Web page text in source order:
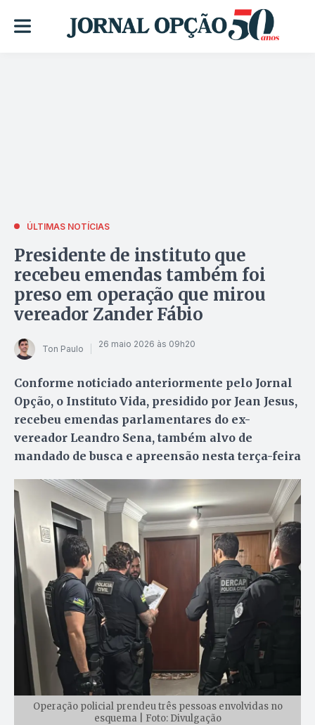
ÚLTIMAS NOTÍCIAS
Presidente de instituto que
recebeu emendas também foi
preso em operação que mirou
vereador Zander Fábio
Ton Paulo 26 maio 2026 às 09h20
Conforme noticiado anteriormente pelo Jornal
Opção, o Instituto Vida, presidido por Jean Jesus,
recebeu emendas parlamentares do ex-
vereador Leandro Sena, também alvo de
mandado de busca e apreensão nesta terça-feira
Operação policial prendeu três pessoas envolvidas no
esquema | Foto: Divulgação